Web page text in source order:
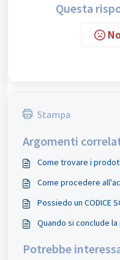
Questa
No
Stampa
Argomenti
Come trovare i
Come procedere
Possiedo un CODICE
Quando si conclude
Potrebbe